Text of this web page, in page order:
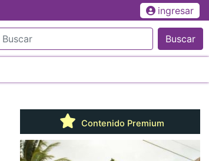
ingresar
Buscar
Contenido Premium